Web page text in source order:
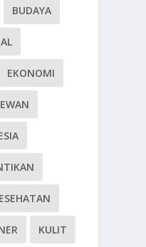
BUDAYA
EKONOMI
KULIT